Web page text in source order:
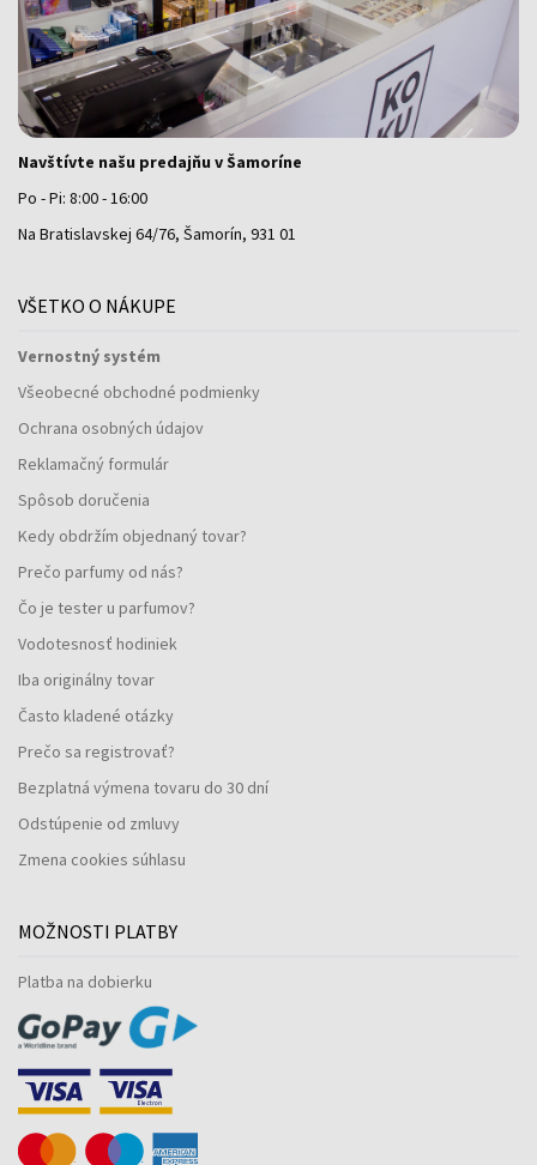
Navštívte našu predajňu v Šamoríne
Po - Pi: 8:00 - 16:00
Na Bratislavskej 64/76, Šamorín, 931 01
VŠETKO O NÁKUPE
Vernostný systém
Všeobecné obchodné podmienky
Ochrana osobných údajov
Reklamačný formulár
Spôsob doručenia
Kedy obdržím objednaný tovar?
Prečo parfumy od nás?
Čo je tester u parfumov?
Vodotesnosť hodiniek
Iba originálny tovar
Často kladené otázky
Prečo sa registrovať?
Bezplatná výmena tovaru do 30 dní
Odstúpenie od zmluvy
Zmena cookies súhlasu
MOŽNOSTI PLATBY
Platba na dobierku